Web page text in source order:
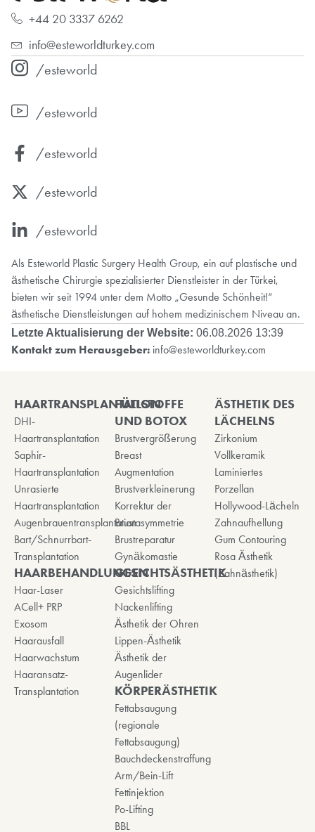
+44 20 3337 6262
info@esteworldturkey.com
/esteworld
/esteworld
/esteworld
/esteworld
/esteworld
Als Esteworld Plastic Surgery Health Group, ein auf plastische und
ästhetische Chirurgie spezialisierter Dienstleister in der Türkei,
bieten wir seit 1994 unter dem Motto „Gesunde Schönheit!“
ästhetische Dienstleistungen auf hohem medizinischem Niveau an.
Letzte Aktualisierung der Website: 06.08.2026 13:39
Kontakt zum Herausgeber: info@esteworldturkey.com
HAARTRANSPLANTATION
DHI-
Haartransplantation
Saphir-
Haartransplantation
Unrasierte
Haartransplantation
Augenbrauentransplantation
Bart/Schnurrbart-
Transplantation
HAARBEHANDLUNGEN
Haar-Laser
ACell+ PRP
Exosom
Haarausfall
Haarwachstum
Haaransatz-
Transplantation
FÜLLSTOFFE
UND BOTOX
Brustvergrößerung
Breast
Augmentation
Brustverkleinerung
Korrektur der
Brustasymmetrie
Brustreparatur
Gynäkomastie
GESICHTSÄSTHETIK
Gesichtslifting
Nackenlifting
Ästhetik der Ohren
Lippen-Ästhetik
Ästhetik der
Augenlider
KÖRPERÄSTHETIK
Fettabsaugung
(regionale
Fettabsaugung)
Bauchdeckenstraffung
Arm/Bein-Lift
Fettinjektion
Po-Lifting
BBL
ÄSTHETIK DES
LÄCHELNS
Zirkonium
Vollkeramik
Laminiertes
Porzellan
Hollywood-Lächeln
Zahnaufhellung
Gum Contouring
Rosa Ästhetik
(Zahnästhetik)